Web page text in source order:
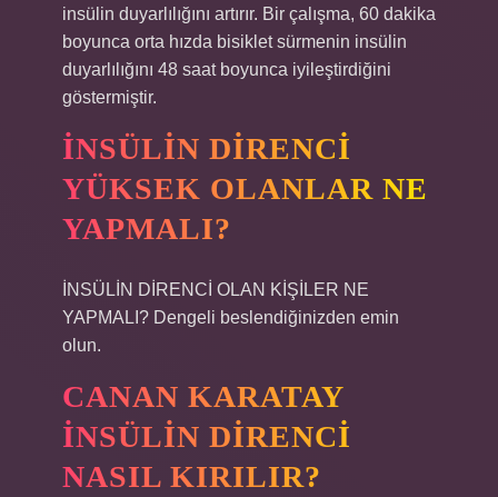
insülin duyarlılığını artırır. Bir çalışma, 60 dakika
boyunca orta hızda bisiklet sürmenin insülin
duyarlılığını 48 saat boyunca iyileştirdiğini
göstermiştir.
İNSÜLIN DIRENCI
YÜKSEK OLANLAR NE
YAPMALI?
İNSÜLİN DİRENCİ OLAN KİŞİLER NE
YAPMALI? Dengeli beslendiğinizden emin
olun.
CANAN KARATAY
INSÜLIN DIRENCI
NASIL KIRILIR?